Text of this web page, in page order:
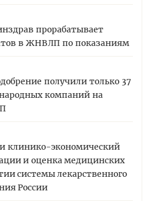
прорабатывает
в ЖНВЛП по показаниям
получили только 37
компаний на
клинико-экономический
и оценка медицинских
системы лекарственного
России